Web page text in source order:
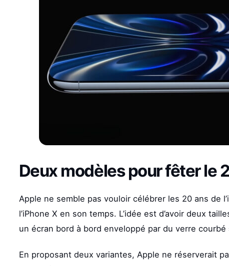
Deux modèles pour fêter le
Apple ne semble pas vouloir célébrer les 20 ans de
l’iPhone X en son temps. L’idée est d’avoir deux
un écran bord à bord enveloppé par du verre
En proposant deux variantes, Apple ne réserverait